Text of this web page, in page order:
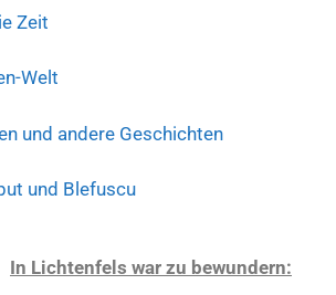
Zeit
Welt
und andere Geschichten
und Blefuscu
In Lichtenfels war zu bewundern: